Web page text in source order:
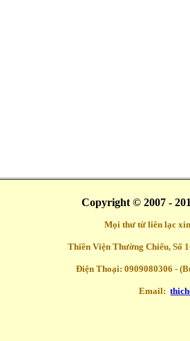
Copyright © 2007 -
Mọi thư từ liên lạc
Thiền Viện Thường Chiếu, Số
Điện Thoại: 0909080306 -
Email: